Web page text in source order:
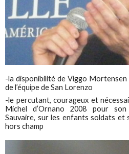
-la disponibilité de Viggo
de l’équipe de San Lorenzo
-le percutant, courageux et
Michel d’Ornano 2008 pour son
Sauvaire, sur les enfants soldats et
hors champ